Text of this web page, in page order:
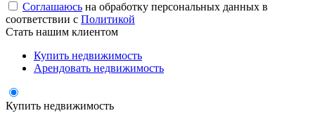
Соглашаюсь на обработку персональных данных в
соответствии с Политикой
Стать нашим клиентом
Купить недвижимость
Арендовать недвижимость
Купить недвижимость